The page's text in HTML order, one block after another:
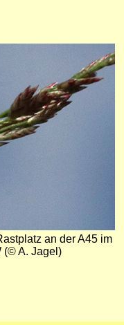
an der A45 im
(© A. Jagel)